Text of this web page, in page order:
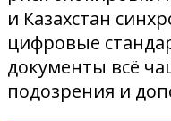
и Казахстан
цифровые
документы всё
подозрения и